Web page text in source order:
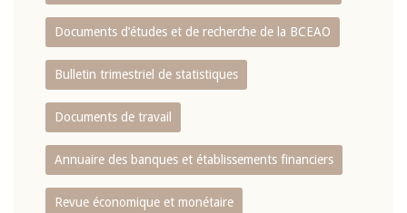
Documents d’études et de recherche de la BCEAO
Bulletin trimestriel de statistiques
Documents de travail
Annuaire des banques et établissements financiers
Revue économique et monétaire